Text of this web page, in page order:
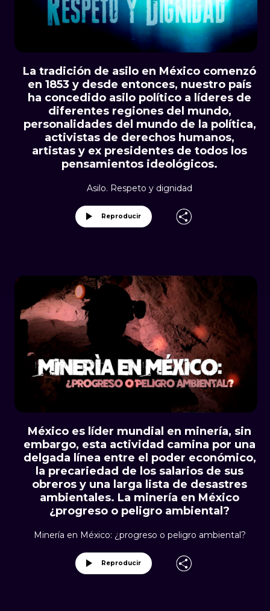
La tradición de asilo en México comenzó
en 1853 y desde entonces, nuestro país
ha concedido asilo político a líderes de
diferentes regiones del mundo,
personalidades del mundo de la política,
activistas de derechos humanos,
artistas y ex presidentes de todos los
pensamientos ideológicos.
Asilo. Respeto y dignidad
Reproducir
México es líder mundial en minería, sin
embargo, esta actividad camina por una
delgada línea entre el poder económico,
la precariedad de los salarios de sus
obreros y una larga lista de desastres
ambientales. La minería en México
¿progreso o peligro ambiental?
Minería en México: ¿progreso o peligro ambiental?
Reproducir